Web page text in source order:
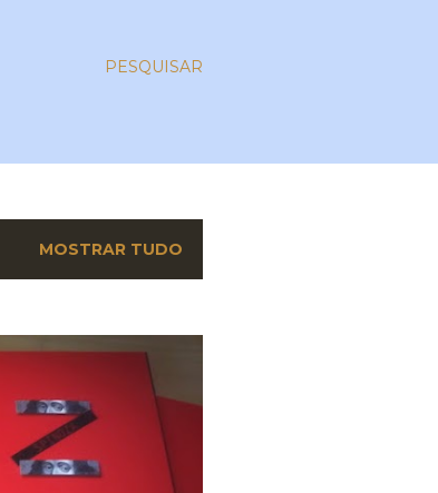
PESQUISAR
MOSTRAR TUDO